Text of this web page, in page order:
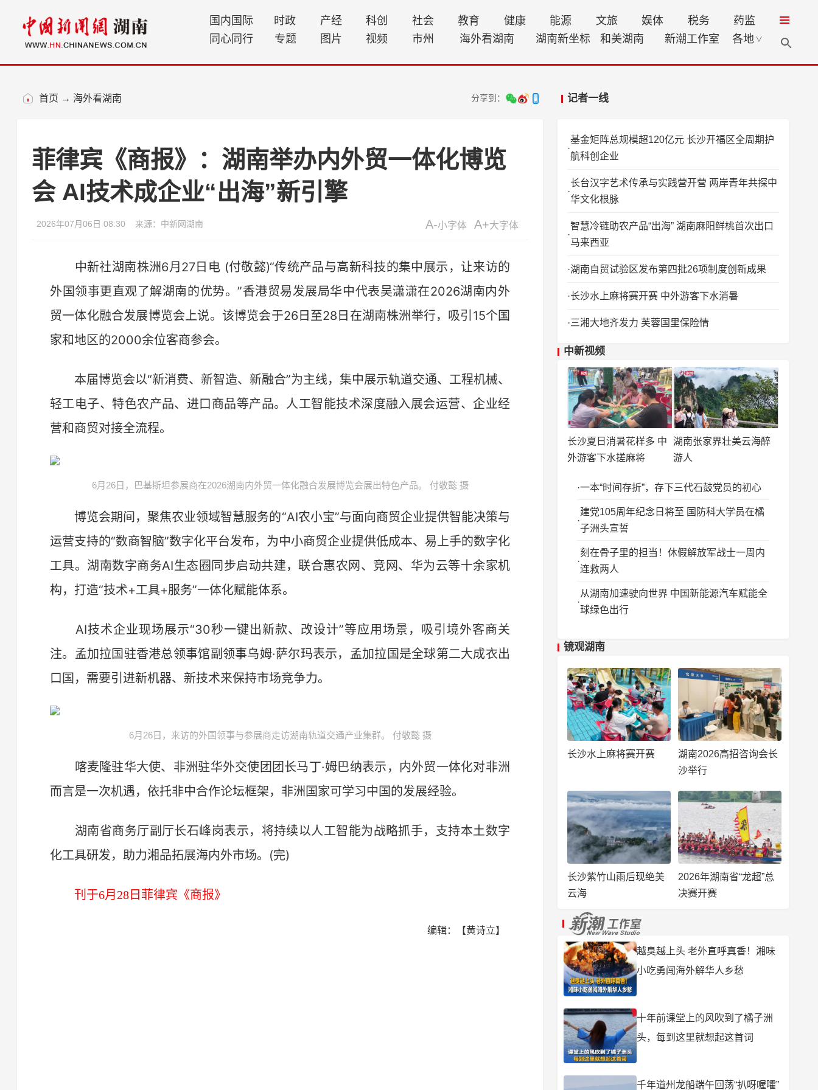
国内国际 时政 产经 科创 社会 教育 健康 能源 文旅 娱体 税务
药监
同心同行
专题 图片 视频 市州 海外看湖南 湖南新坐标 和美湖南 新潮工作室 各地 ∨
首页 → 海外看湖南 分享到： 记者一线
菲律宾《商报》：湖南举办内外贸一体化博览
会 AI技术成企业“出海”新引擎
2026年07月06日 08:30 来源：中新网湖南 A-小字体 A+大字体
中新社湖南株洲6月27日电 (付敬懿)“传统产品与高新科技的集中展示，让来访的
外国领事更直观了解湖南的优势。”香港贸易发展局华中代表吴潇潇在2026湖南内外
贸一体化融合发展博览会上说。该博览会于26日至28日在湖南株洲举行，吸引15个国
家和地区的2000余位客商参会。
本届博览会以“新消费、新智造、新融合”为主线，集中展示轨道交通、工程机械、
轻工电子、特色农产品、进口商品等产品。人工智能技术深度融入展会运营、企业经
营和商贸对接全流程。
6月26日，巴基斯坦参展商在2026湖南内外贸一体化融合发展博览会展出特色产品。 付敬懿 摄
博览会期间，聚焦农业领域智慧服务的“AI农小宝”与面向商贸企业提供智能决策与
运营支持的“数商智脑”数字化平台发布，为中小商贸企业提供低成本、易上手的数字化
工具。湖南数字商务AI生态圈同步启动共建，联合惠农网、竞网、华为云等十余家机
构，打造“技术+工具+服务”一体化赋能体系。
AI技术企业现场展示“30秒一键出新款、改设计”等应用场景，吸引境外客商关
注。孟加拉国驻香港总领事馆副领事乌姆·萨尔玛表示，孟加拉国是全球第二大成衣出
口国，需要引进新机器、新技术来保持市场竞争力。
6月26日，来访的外国领事与参展商走访湖南轨道交通产业集群。 付敬懿 摄
喀麦隆驻华大使、非洲驻华外交使团团长马丁·姆巴纳表示，内外贸一体化对非洲
而言是一次机遇，依托非中合作论坛框架，非洲国家可学习中国的发展经验。
湖南省商务厅副厅长石峰岗表示，将持续以人工智能为战略抓手，支持本土数字
化工具研发，助力湘品拓展海内外市场。(完)
刊于6月28日菲律宾《商报》
编辑：【黄诗立】
基金矩阵总规模超120亿元 长沙开福区全周期护
航科创企业
长台汉字艺术传承与实践营开营 两岸青年共探中
华文化根脉
智慧冷链助农产品“出海” 湖南麻阳鲜桃首次出口
马来西亚
湖南自贸试验区发布第四批26项制度创新成果
长沙水上麻将赛开赛 中外游客下水消暑
三湘大地齐发力 芙蓉国里保险情
中新视频
长沙夏日消暑花样多 中
外游客下水搓麻将
湖南张家界壮美云海醉
游人
一本“时间存折”，存下三代石鼓党员的初心
建党105周年纪念日将至 国防科大学员在橘
子洲头宣誓
刻在骨子里的担当！休假解放军战士一周内
连救两人
从湖南加速驶向世界 中国新能源汽车赋能全
球绿色出行
镜观湖南
长沙水上麻将赛开赛
湖南2026高招咨询会长
沙举行
长沙紫竹山雨后现绝美
云海
2026年湖南省“龙超”总
决赛开赛
越臭越上头 老外直呼真香！湘味
小吃勇闯海外解华人乡愁
十年前课堂上的风吹到了橘子洲
头，每到这里就想起这首词
千年道州龙船端午回荡“扒呀喔嚯”